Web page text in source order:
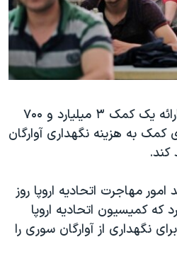
اتحادیه اروپا ممکن است ارائه یک کمک ۳ میلیارد و ۷۰۰
کمک به هزینه نگهداری آوارگان
کند.
امور مهاجرت اتحادیه اروپا روز
که کمیسیون اتحادیه اروپا
نگهداری از آوارگان سوری را